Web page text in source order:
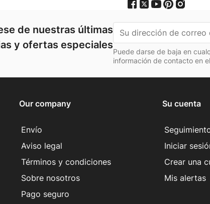
de nuestras últimas
y ofertas especiales
Puede darse de baja en
información de contacto en
Our company
Envío
Aviso legal
Términos y condiciones
Sobre nosotros
Pago seguro
Su cuenta
Iniciar
Crear una
Mis alertas